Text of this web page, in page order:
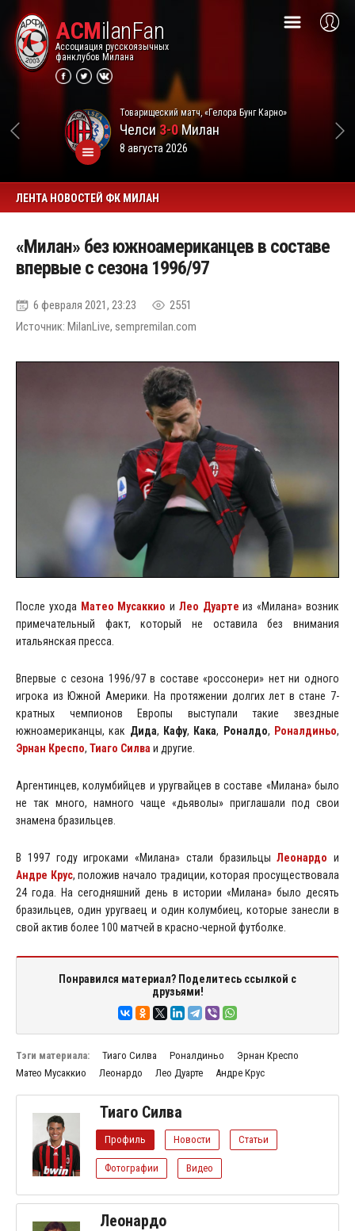
ACMilanFan
Ассоциация русскоязычных
фанклубов Милана
Товарищеский матч, «Гелора Бунг Карно»
Челси3-0Милан
8 августа 2026
ЛЕНТА НОВОСТЕЙ ФК МИЛАН
«Милан» без южноамериканцев в составе
впервые с сезона 1996/97
6 февраля 2021, 23:23
2551
Источник: MilanLive, sempremilan.com
После ухода Матео Мусаккио и Лео Дуарте из «Милана» возник
примечательный факт, который не оставила без внимания
итальянская пресса.
Впервые с сезона 1996/97 в составе «россонери» нет ни одного
игрока из Южной Америки. На протяжении долгих лет в стане 7-
кратных чемпионов Европы выступали такие звездные
южноамериканцы, как Дида, Кафу, Кака, Роналдо, Роналдиньо,
Эрнан Креспо, Тиаго Силва и другие.
Аргентинцев, колумбийцев и уругвайцев в составе «Милана» было
не так много, намного чаще «дьяволы» приглашали под свои
знамена бразильцев.
В 1997 году игроками «Милана» стали бразильцыЛеонардо и
Андре Крус, положив начало традиции, которая просуществовала
24 года. На сегодняшний день в истории «Милана» было десять
бразильцев, один уругваец и один колумбиец, которые занесли в
свой актив более 100 матчей в красно-черной футболке.
Понравился материал? Поделитесь ссылкой с
друзьями!
Тэги материала: Тиаго Силва Роналдиньо
Эрнан Креспо
Матео Мусаккио
Леонардо Лео Дуарте Андре Крус
Тиаго Силва
Профиль Новости Статьи
Фотографии Видео
Леонардо